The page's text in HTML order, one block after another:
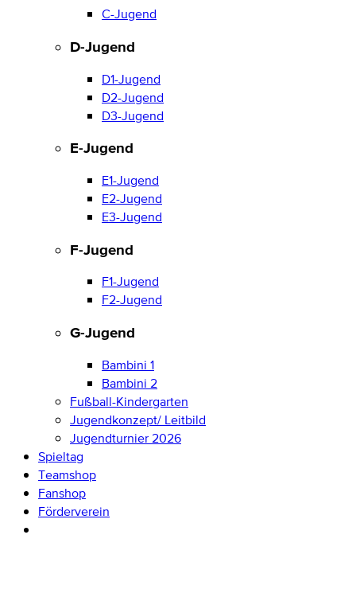
C-Jugend
D-Jugend
D1-Jugend
D2-Jugend
D3-Jugend
E-Jugend
E1-Jugend
E2-Jugend
E3-Jugend
F-Jugend
F1-Jugend
F2-Jugend
G-Jugend
Bambini 1
Bambini 2
Fußball-Kindergarten
Jugendkonzept/ Leitbild
Jugendturnier 2026
Spieltag
Teamshop
Fanshop
Förderverein